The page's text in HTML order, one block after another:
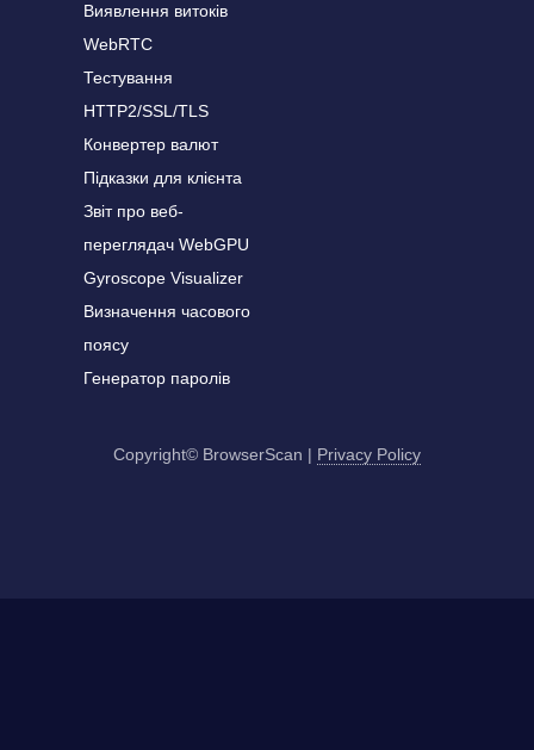
Виявлення витоків
WebRTC
Тестування
HTTP2/SSL/TLS
Конвертер валют
Підказки для клієнта
Звіт про веб-
переглядач WebGPU
Gyroscope Visualizer
Визначення часового
поясу
Генератор паролів
Copyright© BrowserScan | Privacy Policy